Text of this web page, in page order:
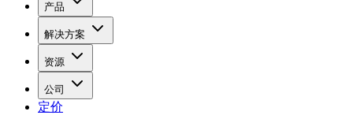
产品
解决方案
资源
公司
定价